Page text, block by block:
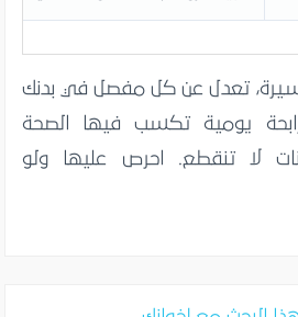
تعدل عن كل مفصل في بدنك
يومية تكسب فيها الصحة
لا تنقطع. احرص عليها ولو